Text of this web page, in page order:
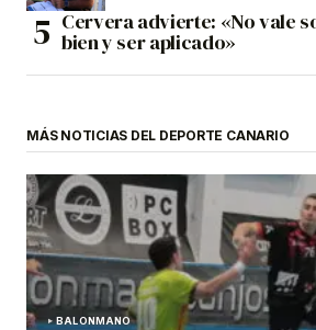
Cervera advierte: «No vale
bien y ser aplicado»
MÁS NOTICIAS DEL DEPORTE CANARIO
BALONMANO